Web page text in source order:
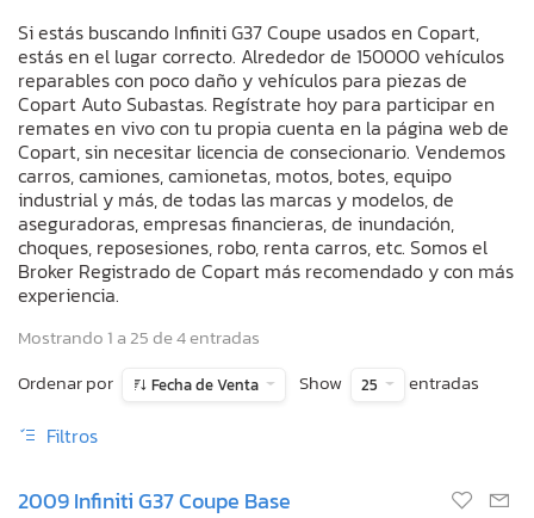
Si estás buscando Infiniti G37 Coupe usados en Copart,
estás en el lugar correcto. Alrededor de 150000 vehículos
reparables con poco daño y vehículos para piezas de
Copart Auto Subastas. Regístrate hoy para participar en
remates en vivo con tu propia cuenta en la página web de
Copart, sin necesitar licencia de consecionario. Vendemos
carros, camiones, camionetas, motos, botes, equipo
industrial y más, de todas las marcas y modelos, de
aseguradoras, empresas financieras, de inundación,
choques, reposesiones, robo, renta carros, etc. Somos el
Broker Registrado de Copart más recomendado y con más
experiencia.
Mostrando 1 a 25 de 4 entradas
Ordenar por
Fecha de Venta Show 25 entradas
Filtros
2009 Infiniti G37 Coupe Base